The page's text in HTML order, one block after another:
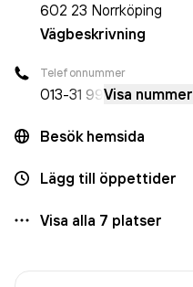
602 23 Norrköping
Vägbeskrivning
Telefonnummer
013-31 99 Visa nummer
Besök hemsida
Lägg till öppettider
Visa alla 7 platser